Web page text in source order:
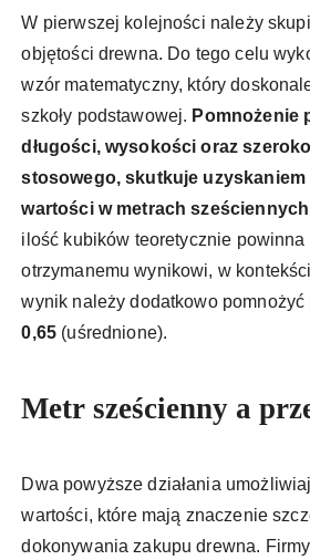
W pierwszej kolejności należy
objętości drewna. Do tego celu
wzór matematyczny, który
szkoły podstawowej. Pomnożenie
długości, wysokości oraz
stosowego, skutkuje
wartości w metrach
ilość kubików teoretycznie
otrzymanemu wynikowi, w
wynik należy dodatkowo pomnożyć
0,65 (uśrednione).
Metr sześcienny a
Dwa powyższe działania
wartości, które mają znaczenie
dokonywania zakupu drewna.